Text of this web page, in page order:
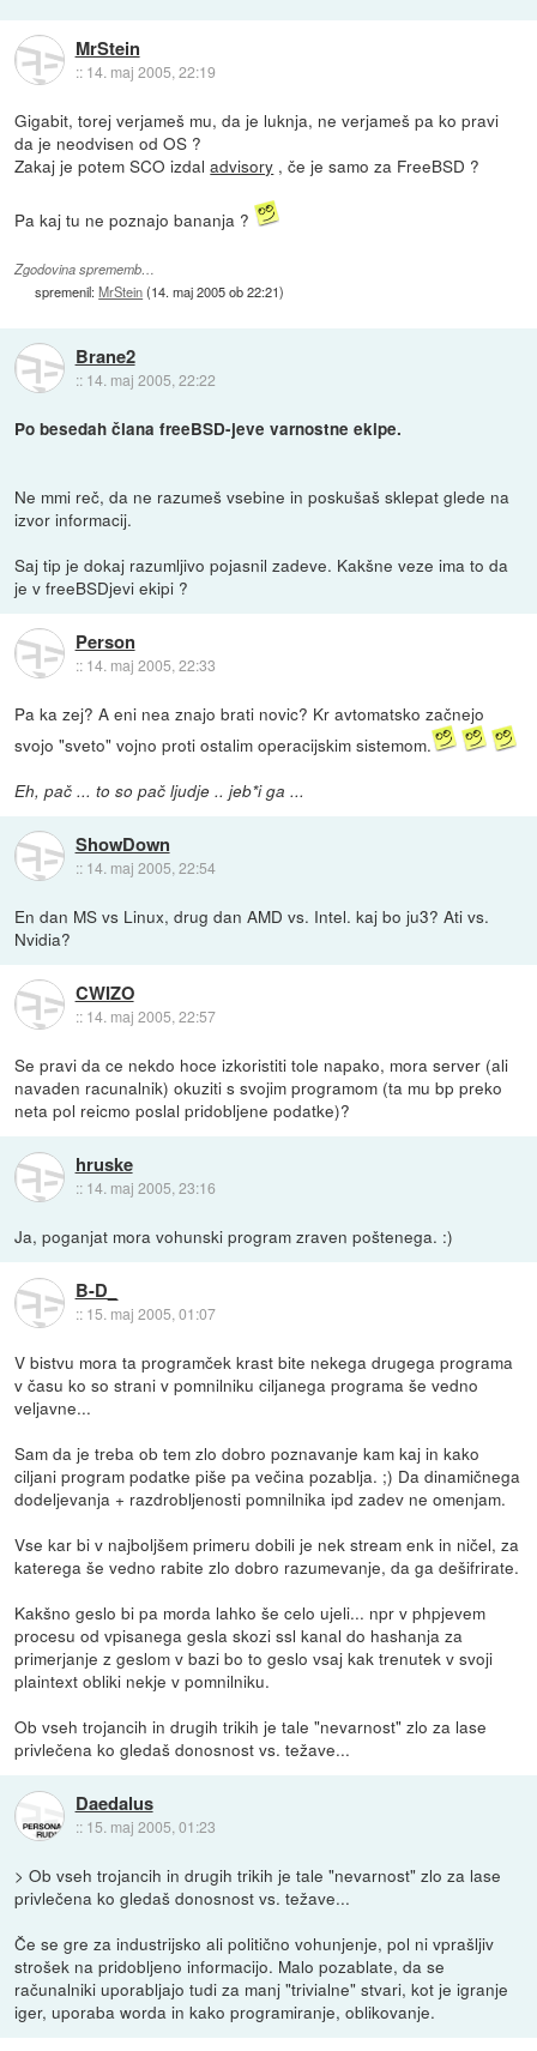
MrStein
:: 14. maj 2005, 22:19
Gigabit, torej verjameš mu, da je luknja, ne verjameš pa ko pravi
da je neodvisen od OS ?
Zakaj je potem SCO izdaladvisory , če je samo za FreeBSD ?
Pa kaj tu ne poznajo bananja ?
Zgodovina sprememb…
spremenil:MrStein(14. maj 2005 ob 22:21)
Brane2
:: 14. maj 2005, 22:22
Po besedah člana freeBSD-jeve varnostne ekipe.
Ne mmi reč, da ne razumeš vsebine in poskušaš sklepat glede na
izvor informacij.
Saj tip je dokaj razumljivo pojasnil zadeve. Kakšne veze ima to da
je v freeBSDjevi ekipi ?
Person
:: 14. maj 2005, 22:33
Pa ka zej? A eni nea znajo brati novic? Kr avtomatsko začnejo
svojo "sveto" vojno proti ostalim operacijskim sistemom.
Eh, pač ... to so pač ljudje .. jeb*i ga ...
ShowDown
:: 14. maj 2005, 22:54
En dan MS vs Linux, drug dan AMD vs. Intel. kaj bo ju3? Ati vs.
Nvidia?
CWIZO
:: 14. maj 2005, 22:57
Se pravi da ce nekdo hoce izkoristiti tole napako, mora server (ali
navaden racunalnik) okuziti s svojim programom (ta mu bp preko
neta pol reicmo poslal pridobljene podatke)?
hruske
:: 14. maj 2005, 23:16
Ja, poganjat mora vohunski program zraven poštenega. :)
B-D_
:: 15. maj 2005, 01:07
V bistvu mora ta programček krast bite nekega drugega programa
v času ko so strani v pomnilniku ciljanega programa še vedno
veljavne...
Sam da je treba ob tem zlo dobro poznavanje kam kaj in kako
ciljani program podatke piše pa večina pozablja. ;) Da dinamičnega
dodeljevanja + razdrobljenosti pomnilnika ipd zadev ne omenjam.
Vse kar bi v najboljšem primeru dobili je nek stream enk in ničel, za
katerega še vedno rabite zlo dobro razumevanje, da ga dešifrirate.
Kakšno geslo bi pa morda lahko še celo ujeli... npr v phpjevem
procesu od vpisanega gesla skozi ssl kanal do hashanja za
primerjanje z geslom v bazi bo to geslo vsaj kak trenutek v svoji
plaintext obliki nekje v pomnilniku.
Ob vseh trojancih in drugih trikih je tale "nevarnost" zlo za lase
privlečena ko gledaš donosnost vs. težave...
Daedalus
:: 15. maj 2005, 01:23
> Ob vseh trojancih in drugih trikih je tale "nevarnost" zlo za lase
privlečena ko gledaš donosnost vs. težave...
Če se gre za industrijsko ali politično vohunjenje, pol ni vprašljiv
strošek na pridobljeno informacijo. Malo pozablate, da se
računalniki uporabljajo tudi za manj "trivialne" stvari, kot je igranje
iger, uporaba worda in kako programiranje, oblikovanje.